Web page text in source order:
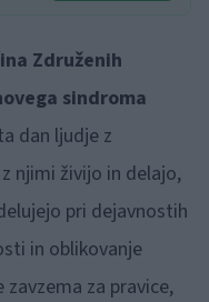
Združenih
sindroma
dan ljudje z
njimi živijo in delajo,
pri dejavnostih
in oblikovanje
za pravice,